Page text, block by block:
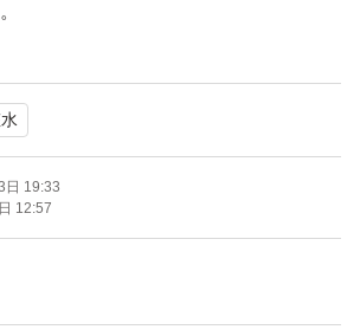
出来ません。
場合はご購入されてもキャンセルとさ
かじめご了承ください。
日 19:33
12:57